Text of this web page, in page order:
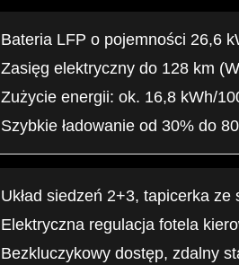
Bateria LFP o pojemności 26,6
Zasięg elektryczny do 128 km
Zużycie energii: ok. 16,8 kWh/
Szybkie ładowanie od 30% do
Układ siedzeń 2+3, tapicerka ze
Elektryczna regulacja fotela
Bezkluczykowy dostęp, zdalny